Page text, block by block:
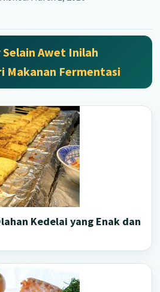
Selain Awet Inilah
Makanan Fermentasi
Kedelai yang Enak dan